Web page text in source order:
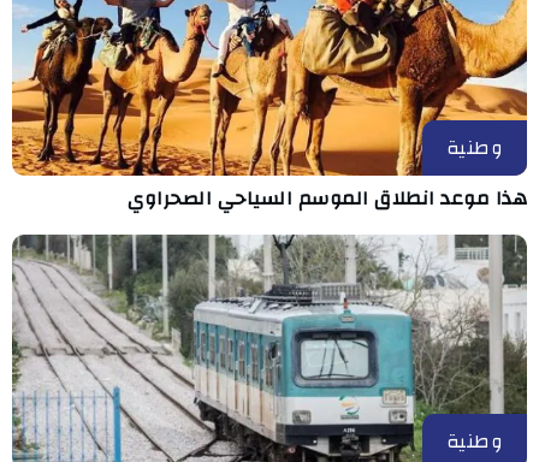
وطنية
هذا موعد انطلاق الموسم السياحي الصحراوي
وطنية